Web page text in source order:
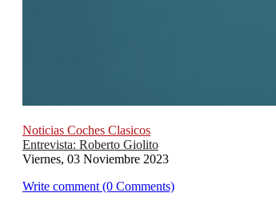
Noticias Coches Clasicos
Entrevista: Roberto Giolito
Viernes, 03 Noviembre 2023
Write comment (0 Comments)